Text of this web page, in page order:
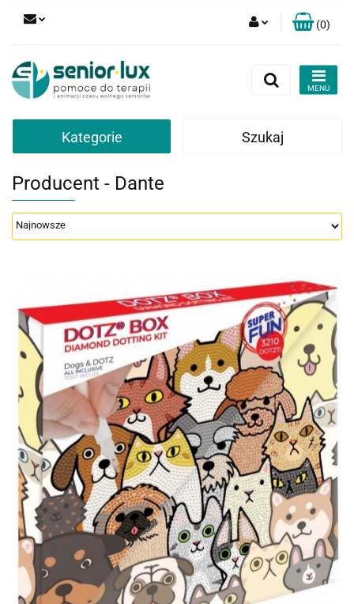
Zarejestruj się
Zgody cookies
(0)
Kategorie Szukaj
Producent - Dante